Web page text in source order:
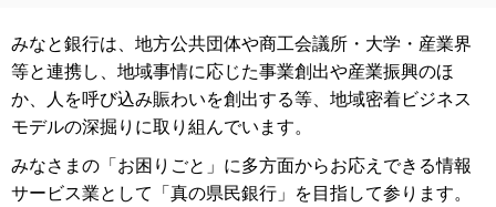
みなと銀行は、地方公共団体や商工会議所・大学・産業界
等と連携し、地域事情に応じた事業創出や産業振興のほ
か、人を呼び込み賑わいを創出する等、地域密着ビジネス
モデルの深掘りに取り組んでいます。
みなさまの「お困りごと」に多方面からお応えできる情報
サービス業として「真の県民銀行」を目指して参ります。